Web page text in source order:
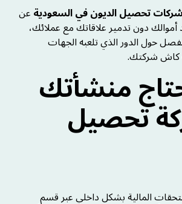
تحصيل الديون في السعوديةعن
دون تدمير علاقاتك مع عملائك،
حول الدور الذي تلعبه الجهات
كاش شركتك.
منشأتك
تحصيل
المالية بشكل داخلي عبر قسم